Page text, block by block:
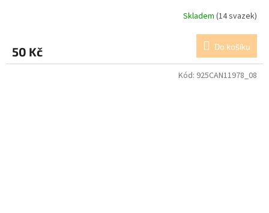
Skladem (14 svazek)
50 Kč Do košíku
Kód: 925CAN11978_08